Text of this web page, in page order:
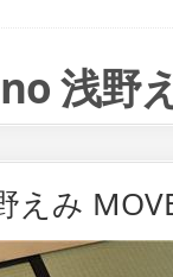
浅野
えみ